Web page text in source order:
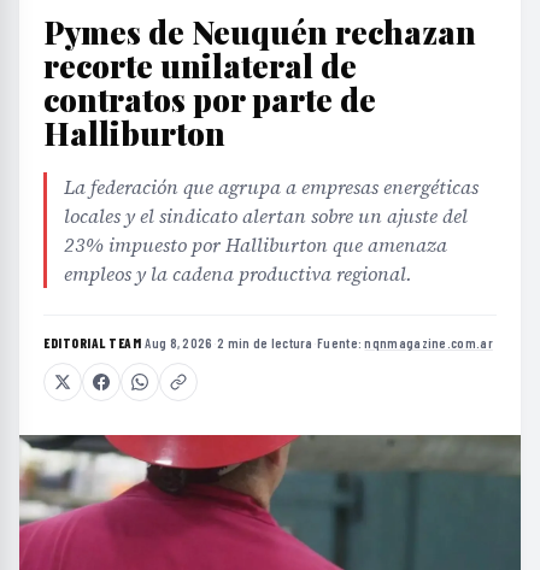
Pymes de Neuquén rechazan
recorte unilateral de
contratos por parte de
Halliburton
La federación que agrupa a empresas energéticas
locales y el sindicato alertan sobre un ajuste del
23% impuesto por Halliburton que amenaza
empleos y la cadena productiva regional.
EDITORIAL TEAM·Aug 8, 2026 ·2 min de lectura ·Fuente:nqnmagazine.com.ar